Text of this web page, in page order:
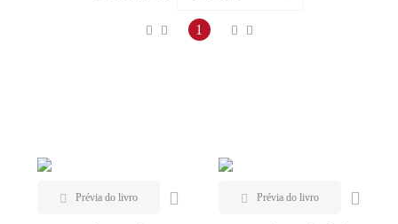
Maior preço
1